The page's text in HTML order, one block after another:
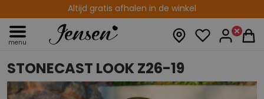
Altijd gratis afhalen in de winkel
Gratis verzenden vanaf € 75,00
menu
STONECAST LOOK Z26-19